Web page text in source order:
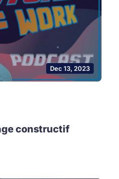
Dec 13, 2023
constructif